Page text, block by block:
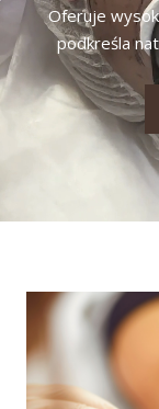
Oferuje
podkreśla